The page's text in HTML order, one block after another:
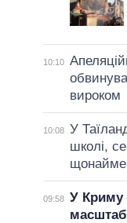
10:10
вироком
10:08 У
школі,
09:58 У Криму